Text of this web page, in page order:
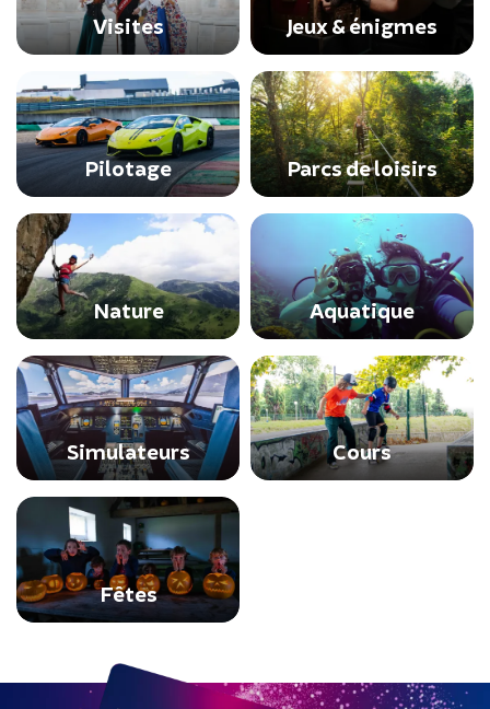
Visites Jeux & énigmes
Pilotage Parcs de loisirs
Nature Aquatique
Simulateurs Cours
Fêtes